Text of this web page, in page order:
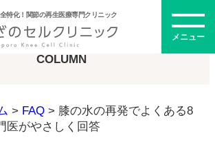
特化！関節の再生医療専門クリニック
メニュー
ての方へ
コラム
COLUMN
> FAQ> 膝の水の再発でよくある8
医がやさしく回答